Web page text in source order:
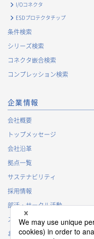
I/Oコネクタ
ESDプロテクタチップ
条件検索
シリーズ検索
コネクタ嵌合検索
コンプレッション検索
企業情報
会社概要
トップメッセージ
会社沿革
拠点一覧
サステナビリティ
採用情報
部活・サークル活動
スポンサー活動
お問い合わせ